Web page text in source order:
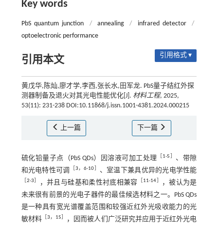
Key words
PbS quantum junction / annealing / infrared detector
/
optoelectronic performance
引用本文 引用格式 ▾
黄戊华,陈灿,廖才学,李西,张长水,田军龙. PbS量子结红外探
测器制备及退火对其光电性能优化[J]. 材料工程, 2025,
53(11): 231-238 DOI:10.11868/j.issn.1001-4381.2024.000215
上一篇 下一篇
硫化铅量子点（PbS QDs）因溶液可加工处理 1-5
、带隙
和光电特性可调
3，6-10 、室温下兼具优异的光电学性能
2-3 ，并且与硅基和柔性衬底相兼容 11-14
，被认为是
未来很有前景的光电子器件的最佳候选材料之一。PbS QDs
是一种具有宽光谱覆盖范围和较强近红外光吸收能力的光
敏材料
3， 15
，因而被人们广泛研究并应用于近红外光电